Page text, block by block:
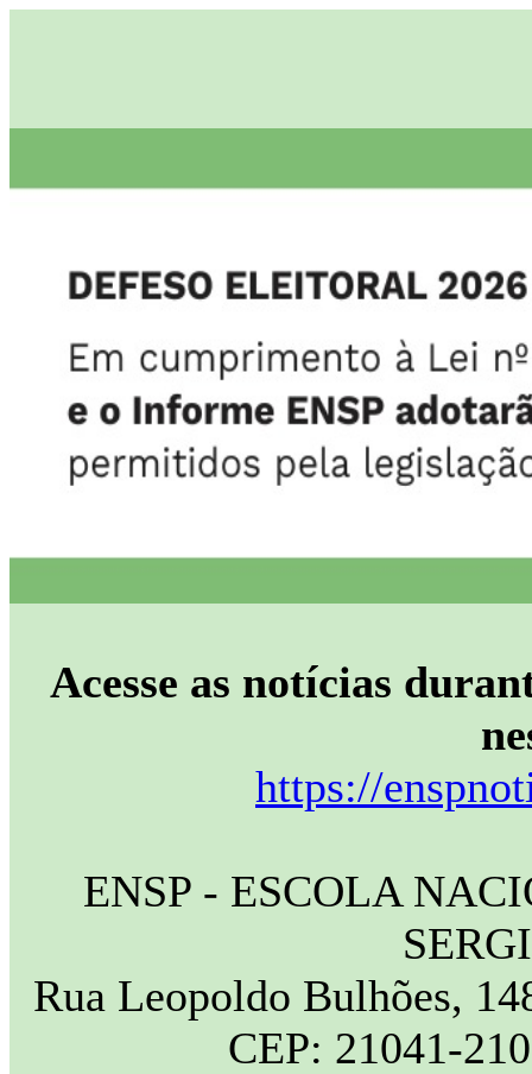
Acesse as notícias
https://
ENSP - ESCOLA
Rua Leopoldo Bulhões,
CEP: 21041-